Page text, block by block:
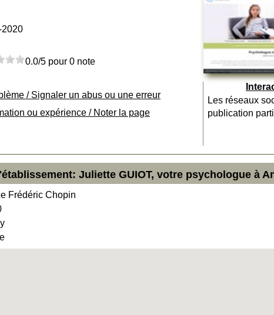
2020
0.0/5 pour 0 note
/ Signaler un abus ou une erreur
ou expérience / Noter la page
Les réseaux
publication
Juliette GUIOT, votre psychologue à
Frédéric Chopin